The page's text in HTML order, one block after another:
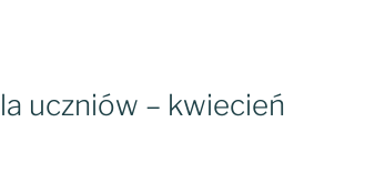
uczniów – kwiecień